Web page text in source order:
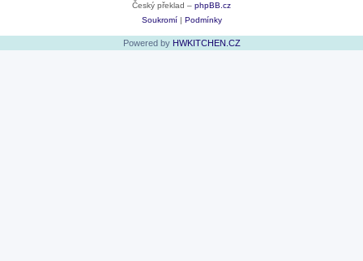
Český překlad – phpBB.cz
Soukromí| Podmínky
Powered by HWKITCHEN.CZ